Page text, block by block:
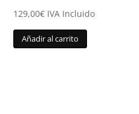
129,00€ IVA Incluido
Añadir al carrito